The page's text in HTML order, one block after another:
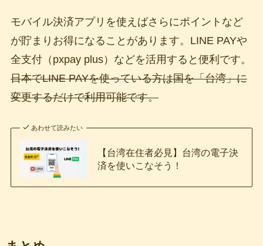
モバイル決済アプリを使えばさらにポイントなど
が貯まりお得になることがあります。LINE PAYや
全支付（pxpay plus）などを活用すると便利です。
日本でLINE PAYを使っている方は国を「台湾」に
変更するだけで利用可能です。
あわせて読みたい
【台湾在住者必見】台湾の電子決
済を使いこなそう！